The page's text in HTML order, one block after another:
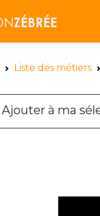
Liste des métiers
Ajouter à ma